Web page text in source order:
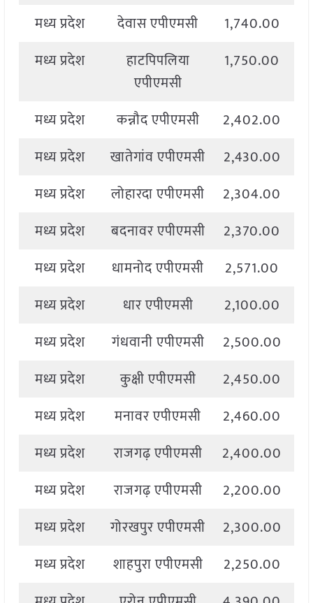
मध्य प्रदेश
देवास एपीएमसी 1,740.00
मध्य प्रदेश
हाटपिपलिया
एपीएमसी
1,750.00
मध्य प्रदेश कन्नौद एपीएमसी 2,402.00
मध्य प्रदेश
खातेगांव एपीएमसी 2,430.00
मध्य प्रदेश
लोहारदा एपीएमसी 2,304.00
मध्य प्रदेश
बदनावर एपीएमसी 2,370.00
मध्य प्रदेश
धामनोद एपीएमसी 2,571.00
मध्य प्रदेश
धार एपीएमसी 2,100.00
मध्य प्रदेश
गंधवानी एपीएमसी 2,500.00
मध्य प्रदेश
कुक्षी एपीएमसी 2,450.00
मध्य प्रदेश
मनावर एपीएमसी 2,460.00
मध्य प्रदेश
राजगढ़ एपीएमसी 2,400.00
मध्य प्रदेश
राजगढ़ एपीएमसी 2,200.00
मध्य प्रदेश
गोरखपुर एपीएमसी 2,300.00
मध्य प्रदेश
शाहपुरा एपीएमसी 2,250.00